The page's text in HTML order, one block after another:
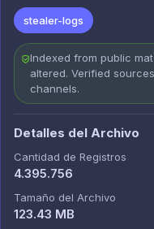
stealer-logs
Indexed from public
altered. Verified
channels.
Detalles del Archivo
Cantidad de Registros
4.395.756
Tamaño del Archivo
123.43 MB